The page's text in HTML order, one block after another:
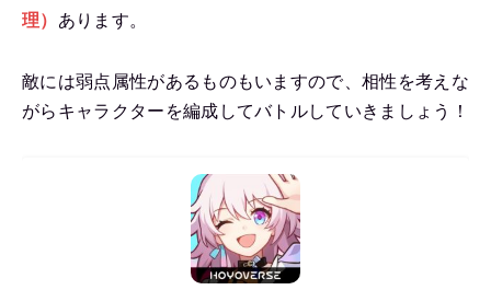
理） あります。
敵には弱点属性があるものもいますので、相性を考えな
がらキャラクターを編成してバトルしていきましょう！